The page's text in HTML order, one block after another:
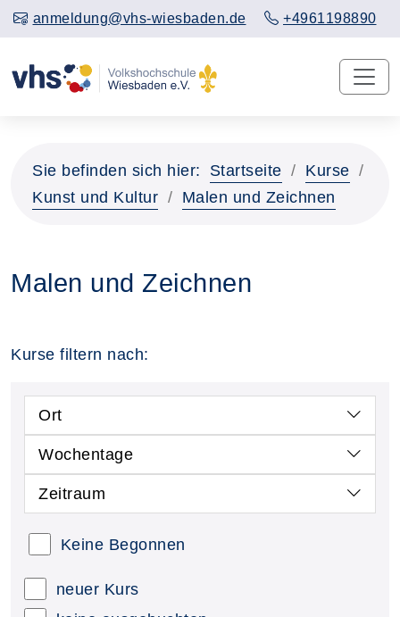
anmeldung@vhs-wiesbaden.de +4961198890
Sie befinden sich hier: Startseite
Kurse
Kunst und Kultur
Malen und Zeichnen
Malen und Zeichnen
Kurse filtern nach:
Ort
Wochentage
Zeitraum
Keine Begonnen
neuer Kurs